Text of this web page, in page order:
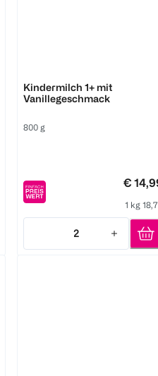
Kindermilch 1+ mit
Vanillegeschmack
800 g
€
1 kg
2
Quantity: 2